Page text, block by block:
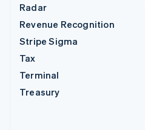
Radar
Revenue Recognition
Stripe Sigma
Tax
Terminal
Treasury